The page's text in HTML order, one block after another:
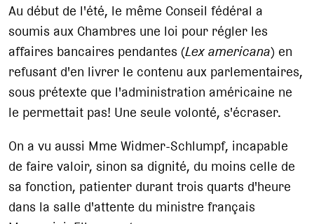
Au début de l'été, le même Conseil fédéral a
soumis aux Chambres une loi pour régler les
affaires bancaires pendantes (Lex americana) en
refusant d'en livrer le contenu aux parlementaires,
sous prétexte que l'administration américaine ne
le permettait pas! Une seule volonté, s'écraser.
On a vu aussi Mme Widmer-Schlumpf, incapable
de faire valoir, sinon sa dignité, du moins celle de
sa fonction, patienter durant trois quarts d'heure
dans la salle d'attente du ministre français